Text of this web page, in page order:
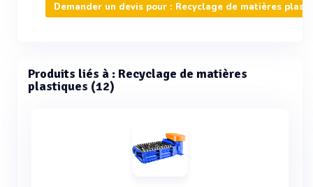
Demander un devis pour : Recyclage de matières
Produits liés à : Recyclage de matières
plastiques (12)